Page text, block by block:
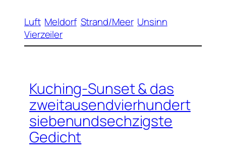
Luft Meldorf Strand/Meer Unsinn
Vierzeiler
Kuching-Sunset & das
zweitausendvierhundert
siebenundsechzigste
Gedicht